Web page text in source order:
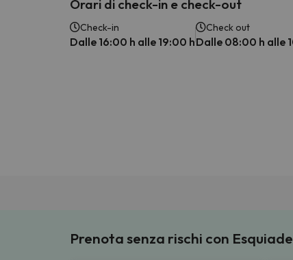
Orari di check-in e check-out
Check-in
Dalle 16:00 h alle 19:00 h
Check out
Dalle 08:00 h alle
Prenota senza rischi con